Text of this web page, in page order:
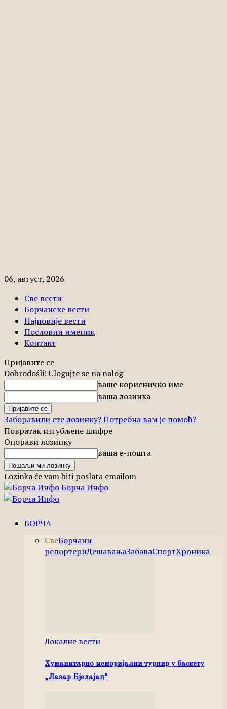
06, август, 2026
Све вести
Борчанске вести
Најновије вести
Пословни именик
Контакт
Пријавите се
Dobrodošli! Ulogujte se na nalog
ваше корисничко име
ваша лозинка
Заборавили сте лозинку? Потребна вам је помоћ?
Повратак изгубљене шифре
Опорави лозинку
ваша е-пошта
Lozinka će vam biti poslata emailom
Борча Инфо
БОРЧА
СвеБорчани
репортериДешавањаЗабаваСпортХроника
Локалне вести
Хуманитарно меморијални турнир у баскету
„Лазар Бјелајац“